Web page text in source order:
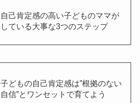
自己肯定感の高い子どものママが
している大事な3つのステップ
子どもの自己肯定感は”根拠のない
自信”とワンセットで育てよう